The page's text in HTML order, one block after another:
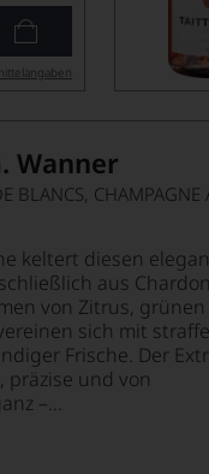
Wanner
BLANCS, CHAMPAGNE
keltert diesen
aus
von Zitrus, grünen
sich mit
Frische. Der
und von
–...